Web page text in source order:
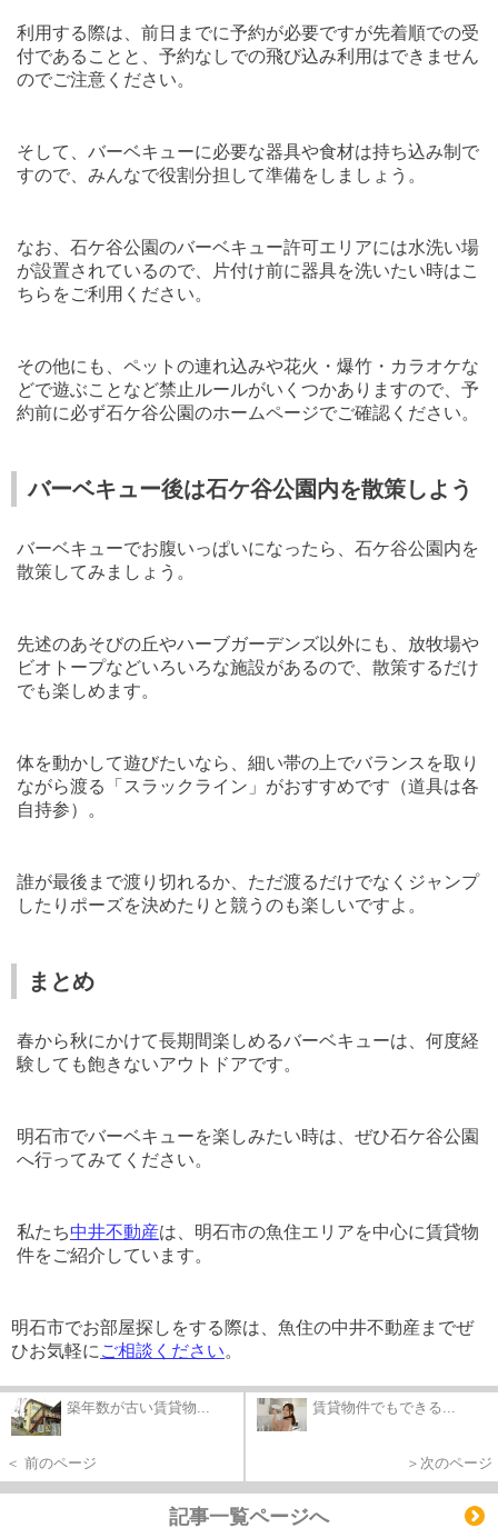
利用する際は、前日までに予約が必要ですが先着順での受
付であることと、予約なしでの飛び込み利用はできません
のでご注意ください。
そして、バーベキューに必要な器具や食材は持ち込み制で
すので、みんなで役割分担して準備をしましょう。
なお、石ケ谷公園のバーベキュー許可エリアには水洗い場
が設置されているので、片付け前に器具を洗いたい時はこ
ちらをご利用ください。
その他にも、ペットの連れ込みや花火・爆竹・カラオケな
どで遊ぶことなど禁止ルールがいくつかありますので、予
約前に必ず石ケ谷公園のホームページでご確認ください。
バーベキュー後は石ケ谷公園内を散策しよう
バーベキューでお腹いっぱいになったら、石ケ谷公園内を
散策してみましょう。
先述のあそびの丘やハーブガーデンズ以外にも、放牧場や
ビオトープなどいろいろな施設があるので、散策するだけ
でも楽しめます。
体を動かして遊びたいなら、細い帯の上でバランスを取り
ながら渡る「スラックライン」がおすすめです（道具は各
自持参）。
誰が最後まで渡り切れるか、ただ渡るだけでなくジャンプ
したりポーズを決めたりと競うのも楽しいですよ。
まとめ
春から秋にかけて長期間楽しめるバーベキューは、何度経
験しても飽きないアウトドアです。
明石市でバーベキューを楽しみたい時は、ぜひ石ケ谷公園
へ行ってみてください。
私たち中井不動産は、明石市の魚住エリアを中心に賃貸物
件をご紹介しています。
明石市でお部屋探しをする際は、魚住の中井不動産までぜ
ひお気軽にご相談ください。
築年数が古い賃貸物...
＜ 前のページ
賃貸物件でもできる...
＞次のページ
記事一覧ページへ